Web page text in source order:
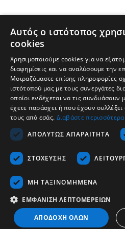
Ελληνικά
Copyrights © 2026 -
Αυτός ο ιστότοπος
cookies
Χρησιμοποιούμε cookies για να
διαφημίσεις και να αναλύσουμε την
Μοιραζόμαστε επίσης πληροφορίες
ιστότοπού μας με τους συνεργάτες
οποίοι ενδέχεται να τις συνδυάσουν
έχετε παράσχει ή που έχουν
τους από εσάς. Διαβάστε περισσότερα
ΑΠΟΛΎΤΩΣ ΑΠΑΡΑΊΤΗΤΑ
ΣΤΌΧΕΥΣΗΣ
ΜΗ ΤΑΞΙΝΟΜΗΜΈΝΑ
ΕΜΦΆΝΙΣΗ ΛΕΠΤΟΜΕΡΕΙΏΝ
ΑΠΟΔΟΧΉ ΌΛΩΝ